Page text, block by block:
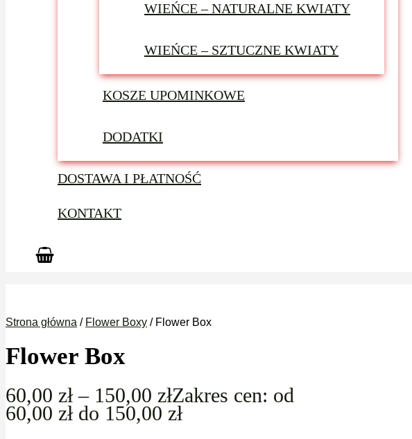
WIEŃCE – NATURALNE KWIATY
WIEŃCE – SZTUCZNE KWIATY
KOSZE UPOMINKOWE
DODATKI
DOSTAWA I PŁATNOŚĆ
KONTAKT
Strona główna / Flower Boxy / Flower Box
Flower Box
60,00 zł – 150,00 złZakres cen: od
60,00 zł do 150,00 zł